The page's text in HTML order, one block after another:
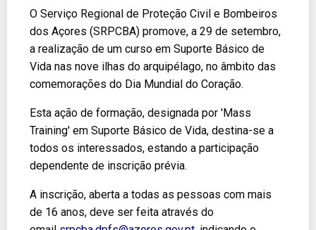
O Serviço Regional de Proteção Civil e Bombeiros
dos Açores (SRPCBA) promove, a 29 de setembro,
a realização de um curso em Suporte Básico de
Vida nas nove ilhas do arquipélago, no âmbito das
comemorações do Dia Mundial do Coração.
Esta ação de formação, designada por 'Mass
Training' em Suporte Básico de Vida, destina-se a
todos os interessados, estando a participação
dependente de inscrição prévia.
A inscrição, aberta a todas as pessoas com mais
de 16 anos, deve ser feita através do